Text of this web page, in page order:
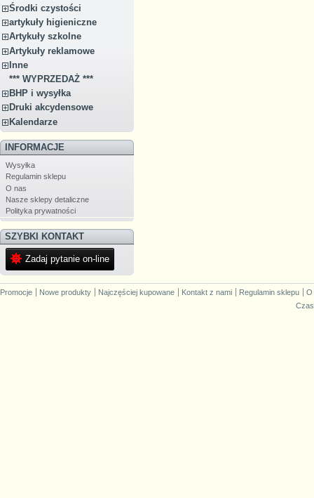
Środki czystości
artykuły higieniczne
Artykuły szkolne
Artykuły reklamowe
Inne
*** WYPRZEDAŻ ***
BHP i wysyłka
Druki akcydensowe
Kalendarze
INFORMACJE
Wysyłka
Regulamin sklepu
O nas
Nasze sklepy detaliczne
Polityka prywatności
SZYBKI KONTAKT
Zadaj pytanie on-line
Promocje Nowe produkty Najczęściej kupowane Kontakt z nami Regulamin sklepu
O